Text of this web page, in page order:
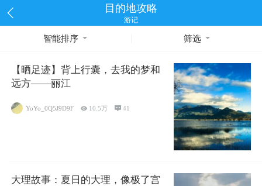
目的地攻略
游记
智能排序 筛选
【晒足迹】背上行囊，去我的梦和
远方——丽江
YoYo_0Q5J9D9F  10.5万 41
大理故事：夏日的大理，像极了宫